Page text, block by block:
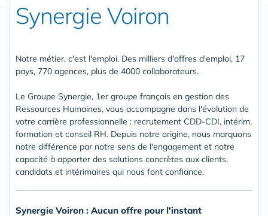
Synergie Voiron
Notre métier, c'est l'emploi. Des milliers d'offres d'emploi, 17
pays, 770 agences, plus de 4000 collaborateurs.
Le Groupe Synergie, 1er groupe français en gestion des
Ressources Humaines, vous accompagne dans l'évolution de
votre carrière professionnelle : recrutement CDD-CDI, intérim,
formation et conseil RH. Depuis notre origine, nous marquons
notre différence par notre sens de l'engagement et notre
capacité à apporter des solutions concrètes aux clients,
candidats et intérimaires qui nous font confiance.
Synergie Voiron : Aucun offre pour l'instant